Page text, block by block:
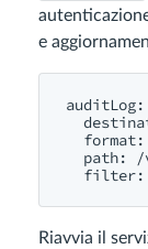
e
auditLog:
path:
Riavvia il